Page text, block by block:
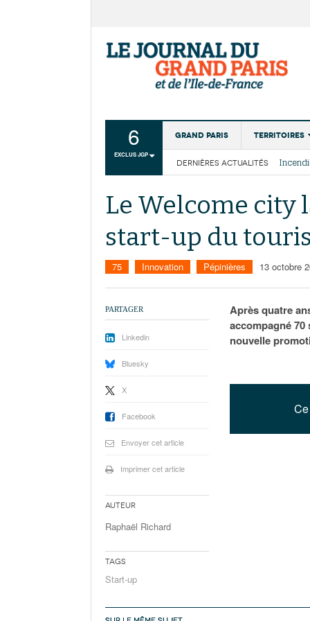
6
EXCLUS JGP
Grand Paris Territoires
Institutions
Services
DERNIÈRES ACTUALITÉS
La
Le Welcome city
start-up du
75 Innovation Pépinières 13 octobre
Après quatre
accompagné 70
nouvelle
PARTAGER
Linkedin
Bluesky
X
Facebook
Envoyer cet article
Imprimer cet article
Auteur
Raphaël Richard
Tags
Start-up